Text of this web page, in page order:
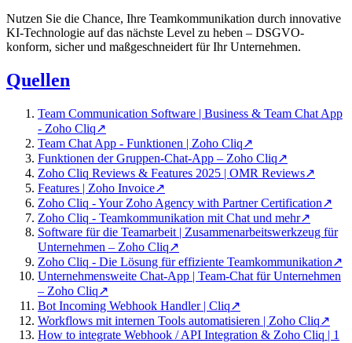
Nutzen Sie die Chance, Ihre Teamkommunikation durch innovative
KI-Technologie auf das nächste Level zu heben – DSGVO-
konform, sicher und maßgeschneidert für Ihr Unternehmen.
Quellen
Team Communication Software | Business & Team Chat App
- Zoho Cliq↗
Team Chat App - Funktionen | Zoho Cliq↗
Funktionen der Gruppen-Chat-App – Zoho Cliq↗
Zoho Cliq Reviews & Features 2025 | OMR Reviews↗
Features | Zoho Invoice↗
Zoho Cliq - Your Zoho Agency with Partner Certification↗
Zoho Cliq - Teamkommunikation mit Chat und mehr↗
Software für die Teamarbeit | Zusammenarbeitswerkzeug für
Unternehmen – Zoho Cliq↗
Zoho Cliq - Die Lösung für effiziente Teamkommunikation↗
Unternehmensweite Chat-App | Team-Chat für Unternehmen
– Zoho Cliq↗
Bot Incoming Webhook Handler | Cliq↗
Workflows mit internen Tools automatisieren | Zoho Cliq↗
How to integrate Webhook / API Integration & Zoho Cliq | 1